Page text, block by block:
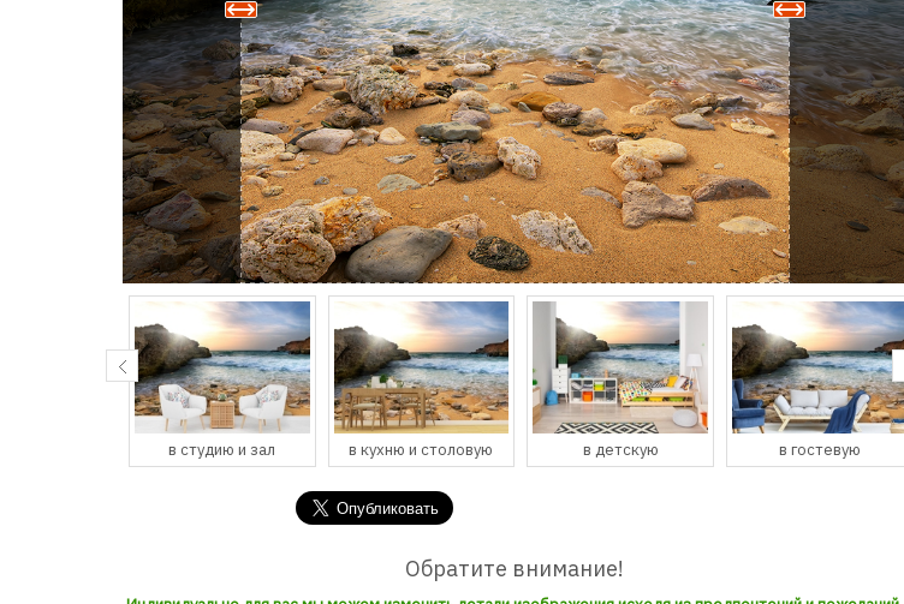
в студию и зал в кухню и столовую в детскую в гостевую
Обратите внимание!